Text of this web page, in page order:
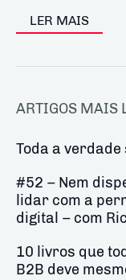
LER MAIS
ARTIGOS MAIS
Toda a verdade
#52 – Nem
lidar com a
digital – com
10 livros que
B2B deve